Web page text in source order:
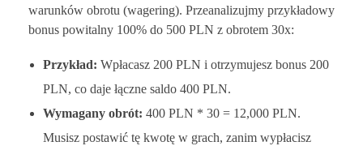
warunków obrotu (wagering). Przeanalizujmy przykładowy
bonus powitalny 100% do 500 PLN z obrotem 30x:
Przykład: Wpłacasz 200 PLN i otrzymujesz bonus 200
PLN, co daje łączne saldo 400 PLN.
Wymagany obrót: 400 PLN * 30 = 12,000 PLN.
Musisz postawić tę kwotę w grach, zanim wypłacisz